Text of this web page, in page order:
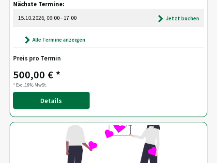
Nächste Termine:
15.10.2026, 09:00 - 17:00
Jetzt buchen
Alle Termine anzeigen
Preis pro Termin
500,00 € *
* Excl.19% MwSt.
Details